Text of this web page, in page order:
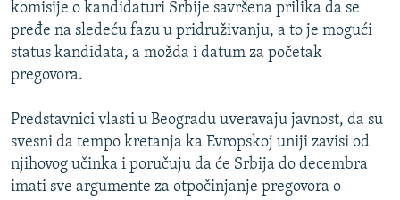
POST SCRIPTUM
MOJA EVROPA
TRI DECENIJE OD RATA U BIH
NASTANAK I RASPAD JUGOSLAVIJE
komisije o kandidaturi Srbije savršena prilika da se
pređe na sledeću fazu u pridruživanju, a to je mogući
status kandidata, a možda i datum za početak
pregovora.
Predstavnici vlasti u Beogradu uveravaju javnost, da su
svesni da tempo kretanja ka Evropskoj uniji zavisi od
njihovog učinka i poručuju da će Srbija do decembra
imati sve argumente za otpočinjanje pregovora o